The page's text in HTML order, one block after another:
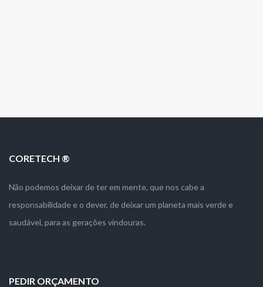
CORETECH ®
Não podemos deixar de ter em mente, que nos cabe a
responsabilidade e o dever, de deixar um planeta mais verde e
saudável, para as gerações vindouras.
PEDIR ORÇAMENTO